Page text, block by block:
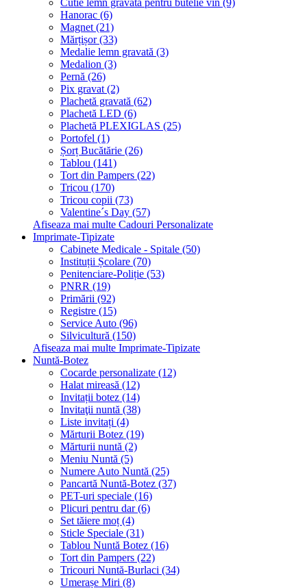
Cutie lemn gravată pentru butelie vin (9)
Hanorac (6)
Magnet (21)
Mărțișor (33)
Medalie lemn gravată (3)
Medalion (3)
Pernă (26)
Pix gravat (2)
Plachetă gravată (62)
Plachetă LED (6)
Plachetă PLEXIGLAS (25)
Portofel (1)
Șorț Bucătărie (26)
Tablou (141)
Tort din Pampers (22)
Tricou (170)
Tricou copii (73)
Valentine´s Day (57)
Afiseaza mai multe Cadouri Personalizate
Imprimate-Tipizate
Cabinete Medicale - Spitale (50)
Instituții Școlare (70)
Penitenciare-Poliție (53)
PNRR (19)
Primării (92)
Registre (15)
Service Auto (96)
Silvicultură (150)
Afiseaza mai multe Imprimate-Tipizate
Nuntă-Botez
Cocarde personalizate (12)
Halat mireasă (12)
Invitații botez (14)
Invitaţii nuntă (38)
Liste invitați (4)
Mărturii Botez (19)
Mărturii nuntă (2)
Meniu Nuntă (5)
Numere Auto Nuntă (25)
Pancartă Nuntă-Botez (37)
PET-uri speciale (16)
Plicuri pentru dar (6)
Set tăiere moț (4)
Sticle Speciale (31)
Tablou Nuntă Botez (16)
Tort din Pampers (22)
Tricouri Nuntă-Burlaci (34)
Umerașe Miri (8)